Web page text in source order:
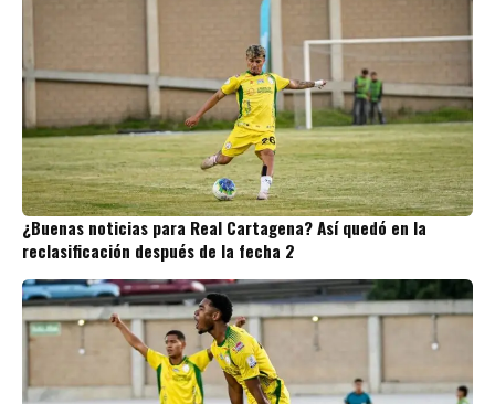
¿Buenas noticias para Real Cartagena? Así quedó en la
reclasificación después de la fecha 2